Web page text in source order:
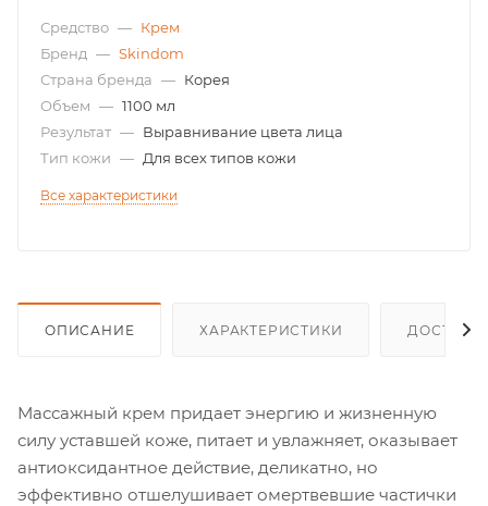
Средство — Крем
Бренд — Skindom
Страна бренда — Корея
Объем — 1100 мл
Результат — Выравнивание цвета лица
Тип кожи — Для всех типов кожи
Все характеристики
ОПИСАНИЕ ХАРАКТЕРИСТИКИ
Массажный крем придает энергию и жизненную
силу уставшей коже, питает и увлажняет, оказывает
антиоксидантное действие, деликатно, но
эффективно отшелушивает омертвевшие частички